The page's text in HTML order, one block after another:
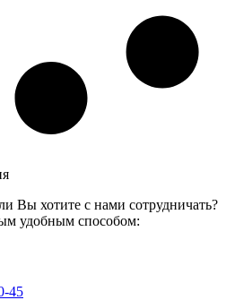
Вы хотите с нами сотрудничать?
удобным способом:
45